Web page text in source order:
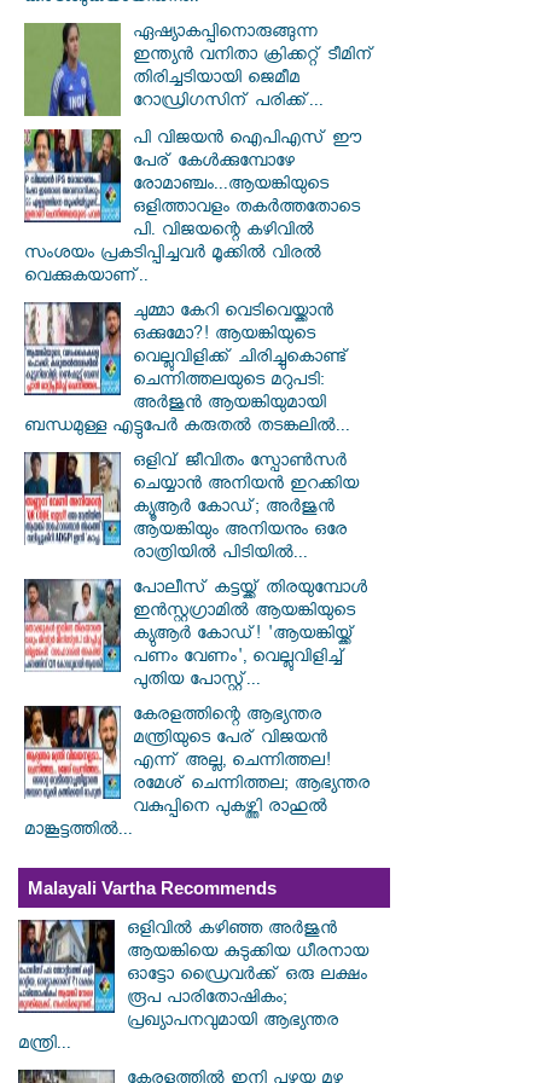
ഏഷ്യാകപ്പിനൊരുങ്ങുന്ന
ഇന്ത്യൻ വനിതാ ക്രിക്കറ്റ് ടീമിന്
തിരിച്ചടിയായി ജെമീമ
റോഡ്രിഗസിന് പരിക്ക്...
പി വിജയന്‍ ഐപിഎസ് ഈ
പേര് കേൾക്കുമ്പോഴേ
രോമാഞ്ചം...ആയങ്കിയുടെ
ഒളിത്താവളം തകര്‍ത്തതോടെ
പി. വിജയന്റെ കഴിവില്‍
സംശയം പ്രകടിപ്പിച്ചവര്‍ മൂക്കില്‍ വിരല്‍
വെക്കുകയാണ്..
ചുമ്മാ കേറി വെടിവെയ്ക്കാൻ
ഒക്കുമോ?! ആയങ്കിയുടെ
വെല്ലുവിളിക്ക് ചിരിച്ചുകൊണ്ട്
ചെന്നിത്തലയുടെ മറുപടി:
അർജുൻ ആയങ്കിയുമായി
ബന്ധമുള്ള എട്ടുപേർ കരുതൽ തടങ്കലിൽ...
ഒളിവ് ജീവിതം സ്പോൺസർ
ചെയ്യാൻ അനിയൻ ഇറക്കിയ
ക്യൂആർ കോഡ്; അർജുൻ
ആയങ്കിയും അനിയനും ഒരേ
രാത്രിയിൽ പിടിയിൽ...
പോലീസ് കട്ടയ്ക്ക് തിരയുമ്പോൾ
ഇൻസ്റ്റഗ്രാമിൽ ആയങ്കിയുടെ
ക്യുആർ കോഡ്! 'ആയങ്കിയ്ക്ക്
പണം വേണം', വെല്ലുവിളിച്ച്
പുതിയ പോസ്റ്റ്...
കേരളത്തിന്റെ ആഭ്യന്തര
മന്ത്രിയുടെ പേര് വിജയൻ
എന്ന് അല്ല, ചെന്നിത്തല!
രമേശ് ചെന്നിത്തല; ആഭ്യന്തര
വകുപ്പിനെ പുകഴ്ത്തി രാഹുൽ
മാങ്കൂട്ടത്തിൽ...
Malayali Vartha Recommends
ഒളിവിൽ കഴിഞ്ഞ അർജുൻ
ആയങ്കിയെ കുടുക്കിയ ധീരനായ
ഓട്ടോ ഡ്രൈവർക്ക് ഒരു ലക്ഷം
രൂപ പാരിതോഷികം;
പ്രഖ്യാപനവുമായി ആഭ്യന്തര
മന്ത്രി...